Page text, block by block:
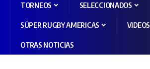
TORNEOS SELECCIONADOS
SÚPER RUGBY AMERICAS VIDEOS
OTRAS NOTICIAS